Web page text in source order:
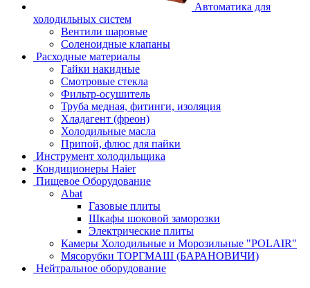
Автоматика для
холодильных систем
Вентили шаровые
Соленоидные клапаны
Расходные материалы
Гайки накидные
Смотровые стекла
Фильтр-осушитель
Труба медная, фитинги, изоляция
Хладагент (фреон)
Холодильные масла
Припой, флюс для пайки
Инструмент холодильщика
Кондиционеры Haier
Пищевое Оборудование
Abat
Газовые плиты
Шкафы шоковой заморозки
Электрические плиты
Камеры Холодильные и Морозильные "POLAIR"
Мясорубки ТОРГМАШ (БАРАНОВИЧИ)
Нейтральное оборудование